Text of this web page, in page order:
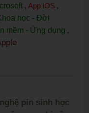
, App iOS ,
học - Đời
mềm - Ứng dụng ,
pin sinh học